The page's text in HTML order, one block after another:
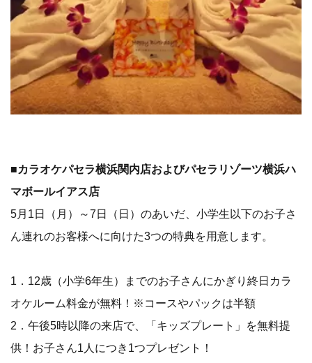
■カラオケパセラ横浜関内店およびパセラリゾーツ横浜ハ
マボールイアス店
5月1日（月）～7日（日）のあいだ、小学生以下のお子さ
ん連れのお客様へに向けた3つの特典を用意します。
1．12歳（小学6年生）までのお子さんにかぎり終日カラ
オケルーム料金が無料！※コースやパックは半額
2．午後5時以降の来店で、「キッズプレート」を無料提
供！お子さん1人につき1つプレゼント！